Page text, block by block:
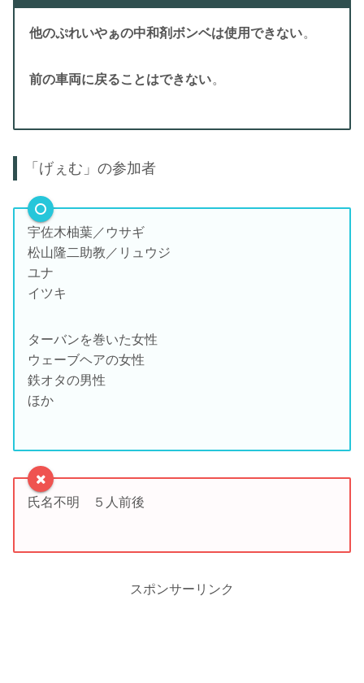
他のぷれいやぁの中和剤ボンベは使用できない 。
前の車両に戻ることはできない 。
「げぇむ」の参加者
宇佐木柚葉／ウサギ
松山隆二助教／リュウジ
ユナ
イツキ
ターバンを巻いた女性
ウェーブヘアの女性
鉄オタの男性
ほか
氏名不明 ５人前後
スポンサーリンク